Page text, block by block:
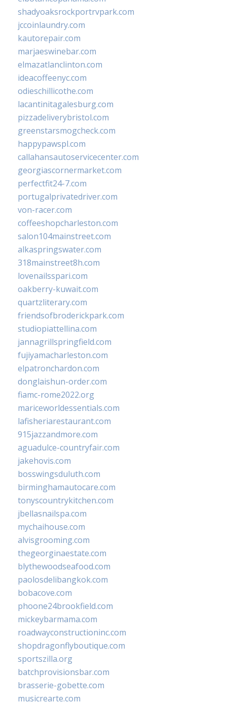
shadyoaksrockportrvpark.com
jccoinlaundry.com
kautorepair.com
marjaeswinebar.com
elmazatlanclinton.com
ideacoffeenyc.com
odieschillicothe.com
lacantinitagalesburg.com
pizzadeliverybristol.com
greenstarsmogcheck.com
happypawspl.com
callahansautoservicecenter.com
georgiascornermarket.com
perfectfit24-7.com
portugalprivatedriver.com
von-racer.com
coffeeshopcharleston.com
salon104mainstreet.com
alkaspringswater.com
318mainstreet8h.com
lovenailsspari.com
oakberry-kuwait.com
quartzliterary.com
friendsofbroderickpark.com
studiopiattellina.com
jannagrillspringfield.com
fujiyamacharleston.com
elpatronchardon.com
donglaishun-order.com
fiamc-rome2022.org
mariceworldessentials.com
lafisheriarestaurant.com
915jazzandmore.com
aguadulce-countryfair.com
jakehovis.com
bosswingsduluth.com
birminghamautocare.com
tonyscountrykitchen.com
jbellasnailspa.com
mychaihouse.com
alvisgrooming.com
thegeorginaestate.com
blythewoodseafood.com
paolosdelibangkok.com
bobacove.com
phoone24brookfield.com
mickeybarmama.com
roadwayconstructioninc.com
shopdragonflyboutique.com
sportszilla.org
batchprovisionsbar.com
brasserie-gobette.com
musicrearte.com